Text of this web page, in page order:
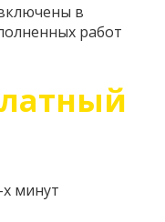
в
работ
минут